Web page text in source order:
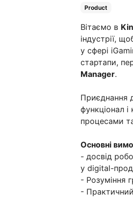
Product
Вітаємо в
індустрії,
у сфері
стартапи,
Manager.
Приєднання
функціонал
процесами
Основні
- досвід
у digital-
- Розуміння
-